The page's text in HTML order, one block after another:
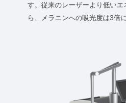
す。従来のレーザーより低い
ら、メラニンへの吸光度は3倍